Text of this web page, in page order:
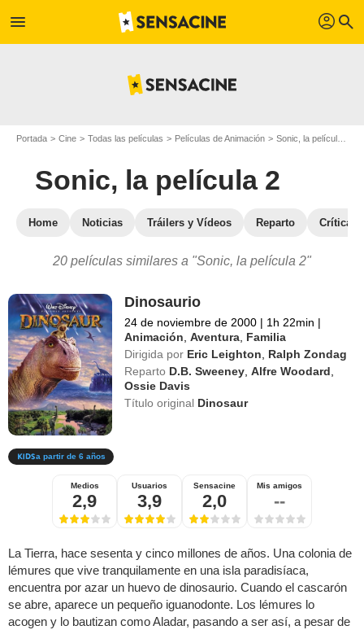
menu profil search
Portada Cine Todas las películas Películas de Animación Sonic, la película 2
Sonic, la película 2
Home Noticias Tráilers y Vídeos Reparto Críticas
20 películas similares a "Sonic, la película 2"
Dinosaurio
24 de noviembre de 2000 | 1h 22min |
Animación ,Aventura Familia
Dirigida por Eric Leighton
Ralph Zondag
Reparto D.B. Sweeney ,Alfre Woodard
Ossie Davis
Título original Dinosaur
a partir de 6 años
Medios
2,9
Usuarios
3,9
Sensacine
2,0
Mis amigos
--
La Tierra, hace sesenta y cinco millones de años. Una colonia de
lémures que vive tranquilamente en una isla paradisíaca,
encuentra por azar un huevo de dinosaurio. Cuando el cascarón
se abre, aparece un pequeño iguanodonte. Los lémures lo
acogen y lo bautizan como Aladar, pasando a ser así, a pesar de